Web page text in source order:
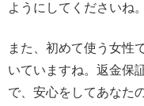
ようにしてくださいね。
また、初めて使う女性
いていますね。返金保
で、安心をしてあなた